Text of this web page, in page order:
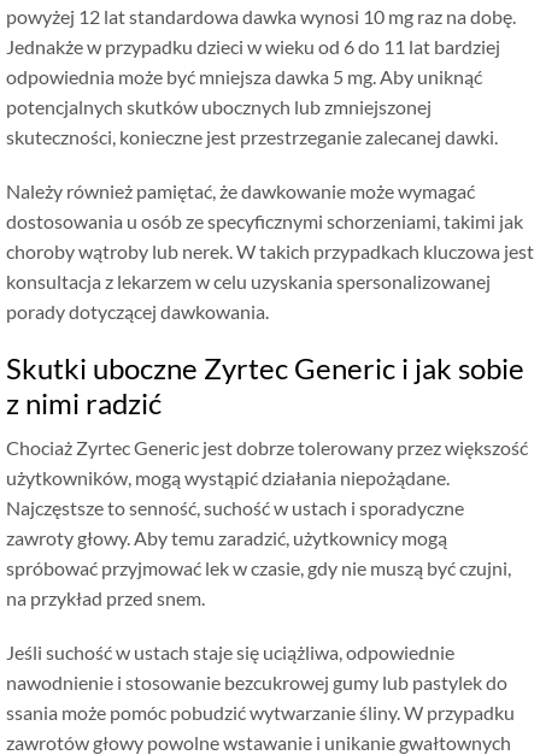
powyżej 12 lat standardowa dawka wynosi 10 mg raz na dobę.
Jednakże w przypadku dzieci w wieku od 6 do 11 lat bardziej
odpowiednia może być mniejsza dawka 5 mg. Aby uniknąć
potencjalnych skutków ubocznych lub zmniejszonej
skuteczności, konieczne jest przestrzeganie zalecanej dawki.
Należy również pamiętać, że dawkowanie może wymagać
dostosowania u osób ze specyficznymi schorzeniami, takimi jak
choroby wątroby lub nerek. W takich przypadkach kluczowa jest
konsultacja z lekarzem w celu uzyskania spersonalizowanej
porady dotyczącej dawkowania.
Skutki uboczne Zyrtec Generic i jak sobie
z nimi radzić
Chociaż Zyrtec Generic jest dobrze tolerowany przez większość
użytkowników, mogą wystąpić działania niepożądane.
Najczęstsze to senność, suchość w ustach i sporadyczne
zawroty głowy. Aby temu zaradzić, użytkownicy mogą
spróbować przyjmować lek w czasie, gdy nie muszą być czujni,
na przykład przed snem.
Jeśli suchość w ustach staje się uciążliwa, odpowiednie
nawodnienie i stosowanie bezcukrowej gumy lub pastylek do
ssania może pomóc pobudzić wytwarzanie śliny. W przypadku
zawrotów głowy powolne wstawanie i unikanie gwałtownych